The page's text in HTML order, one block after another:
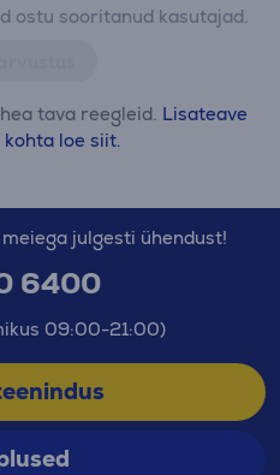
ostu sooritanud kasutajad.
tava reegleid. Lisateave
loe siit.
julgesti ühendust!
6400
09:00-21:00)